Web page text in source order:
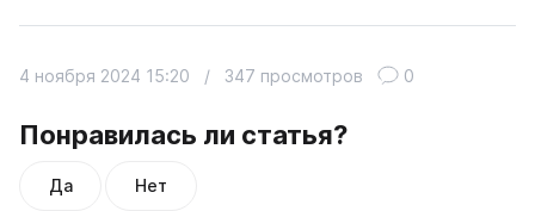
Понравилась ли статья?
Да Нет
4 ноября 2024 15:20 / 347 просмотров 0